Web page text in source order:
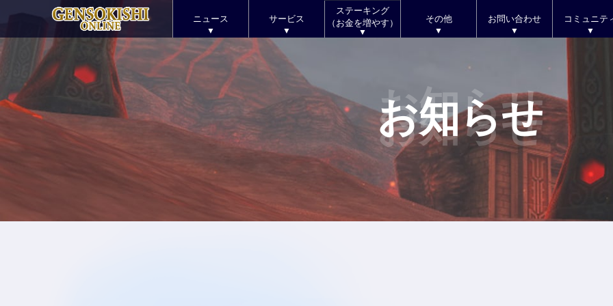
ニュース サービス
ステーキング
（お金を増やす）
その他 お問い合わせ コミュニテ
お知らせ